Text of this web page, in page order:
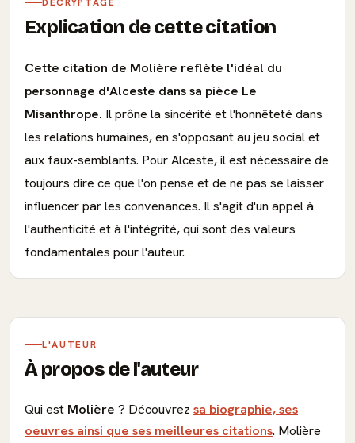
Explication de cette citation
Cette citation de Molière reflète l'idéal du
personnage d'Alceste dans sa pièce Le
Misanthrope. Il prône la sincérité et l'honnêteté dans
les relations humaines, en s'opposant au jeu social et
aux faux-semblants. Pour Alceste, il est nécessaire de
toujours dire ce que l'on pense et de ne pas se laisser
influencer par les convenances. Il s'agit d'un appel à
l'authenticité et à l'intégrité, qui sont des valeurs
fondamentales pour l'auteur.
L'AUTEUR
À propos de l'auteur
Qui est Molière ? Découvrez sa biographie, ses
oeuvres ainsi que ses meilleures citations. Molière